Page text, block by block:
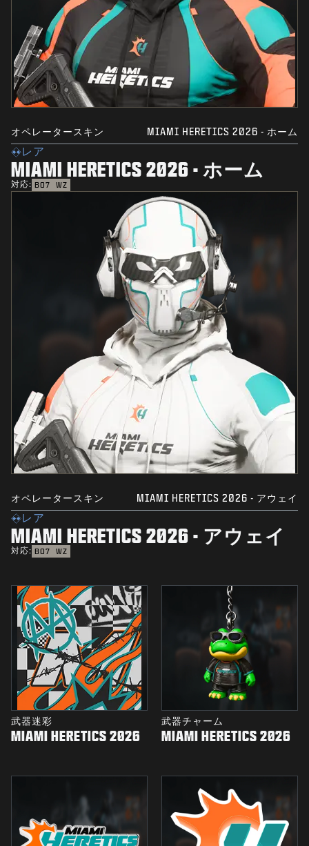
オペレータースキン MIAMI HERETICS 2026 - ホーム
レア
MIAMI HERETICS 2026 - ホーム
対応: BO7 WZ
オペレータースキン MIAMI HERETICS 2026 - アウェイ
レア
MIAMI HERETICS 2026 - アウェイ
対応: BO7 WZ
武器迷彩
MIAMI HERETICS 2026
武器チャーム
MIAMI HERETICS 2026